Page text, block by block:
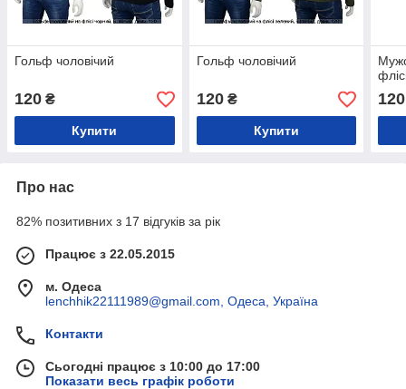
Гольф чоловічий
120 ₴
Купити
Гольф чоловічий
120₴
Купити
120
Про нас
82% позитивних з 17 відгуків за рік
Працює з 22.05.2015
м. Одеса
lenchhik22111989@gmail.com, Одеса, Україна
Контакти
Сьогодні працює з 10:00 до 17:00
Показати весь графік роботи